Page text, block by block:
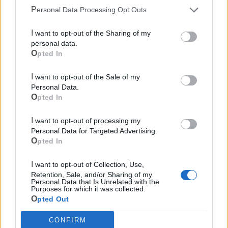
Personal Data Processing Opt Outs
personal data.
Opted In
Personal Data.
Opted In
Personal Data for Targeted Advertising.
Opted In
Retention, Sale, and/or Sharing of my
Personal Data that Is Unrelated with the
Purposes for which it was collected.
Opted Out
CONFIRM
Ricevi gratuitamente ogni giorno le notizie della tua
città direttamente sul tuo smartphone. Scarica Telegram
clicca qui
Farmacia di turno
Ufficio Postale
LE INFO UTILI DI MASSAFRA